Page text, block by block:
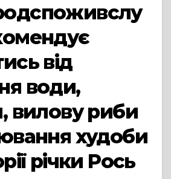
від
води,
вилову риби
худоби
річки Рось